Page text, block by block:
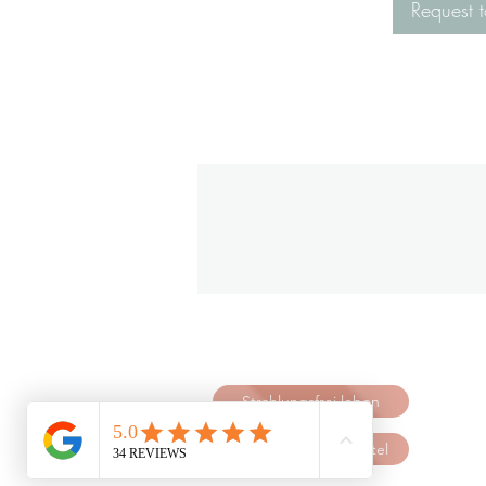
Request
natürliche Pflegemittel
Strahlungsfrei leben